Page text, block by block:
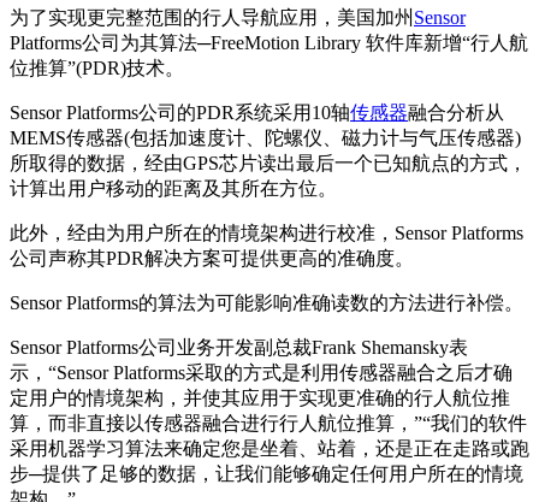
为了实现更完整范围的行人导航应用，美国加州 Sensor
Platforms公司为其算法─FreeMotion Library 软件库新增“行人航
位推算”(PDR)技术。
Sensor Platforms公司的PDR系统采用10轴传感器融合分析从
MEMS传感器(包括加速度计、陀螺仪、磁力计与气压传感器)
所取得的数据，经由GPS芯片读出最后一个已知航点的方式，
计算出用户移动的距离及其所在方位。
此外，经由为用户所在的情境架构进行校准，Sensor Platforms
公司声称其PDR解决方案可提供更高的准确度。
Sensor Platforms的算法为可能影响准确读数的方法进行补偿。
Sensor Platforms公司业务开发副总裁Frank Shemansky表
示，“Sensor Platforms采取的方式是利用传感器融合之后才确
定用户的情境架构，并使其应用于实现更准确的行人航位推
算，而非直接以传感器融合进行行人航位推算，”“我们的软件
采用机器学习算法来确定您是坐着、站着，还是正在走路或跑
步─提供了足够的数据，让我们能够确定任何用户所在的情境